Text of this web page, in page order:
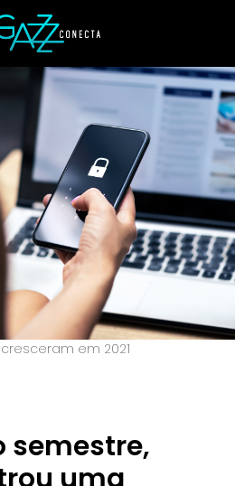
Company
em 2021
semestre,